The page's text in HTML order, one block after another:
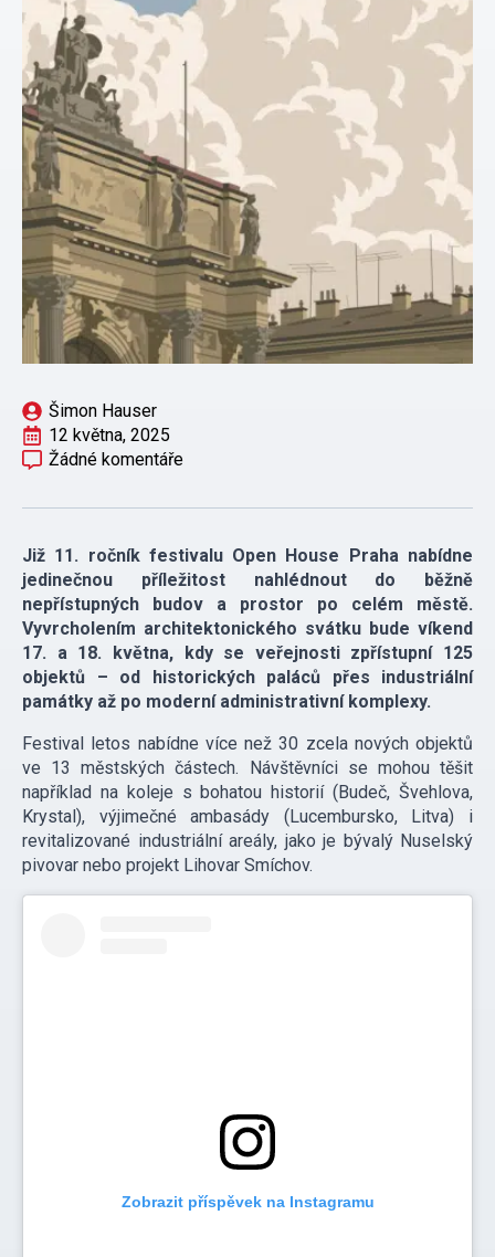
Šimon Hauser
12 května, 2025
Žádné komentáře
Již 11. ročník festivalu Open House Praha nabídne
jedinečnou příležitost nahlédnout do běžně
nepřístupných budov a prostor po celém městě.
Vyvrcholením architektonického svátku bude víkend
17. a 18. května, kdy se veřejnosti zpřístupní 125
objektů – od historických paláců přes industriální
památky až po moderní administrativní komplexy.
Festival letos nabídne více než 30 zcela nových objektů
ve 13 městských částech. Návštěvníci se mohou těšit
například na koleje s bohatou historií (Budeč, Švehlova,
Krystal), výjimečné ambasády (Lucembursko, Litva) i
revitalizované industriální areály, jako je bývalý Nuselský
pivovar nebo projekt Lihovar Smíchov.
Zobrazit příspěvek na Instagramu